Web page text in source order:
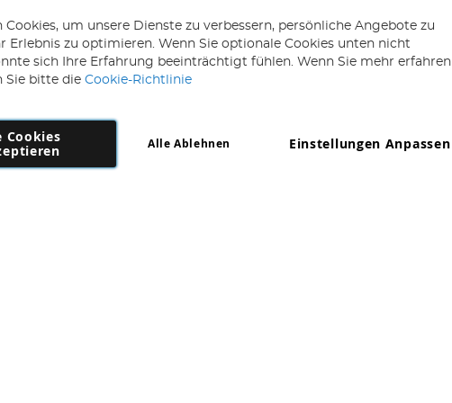
Copyright 1997 - 2026 AD NL B.V. Alle Rechte vorbehalten.
B.V Dirk Hartogweg 14 DC1 Unit 5 5928LV Venlo, Firmennummer: 863029607
Cookies, um unsere Dienste zu verbessern, persönliche Angebote zu
Erlebnis zu optimieren. Wenn Sie optionale Cookies unten nicht
sich Ihre Erfahrung beeinträchtigt fühlen. Wenn Sie mehr erfahren
Sie bitte die Cookie-Richtlinie
Cookies
Einstellungen Anpassen
Alle Ablehnen